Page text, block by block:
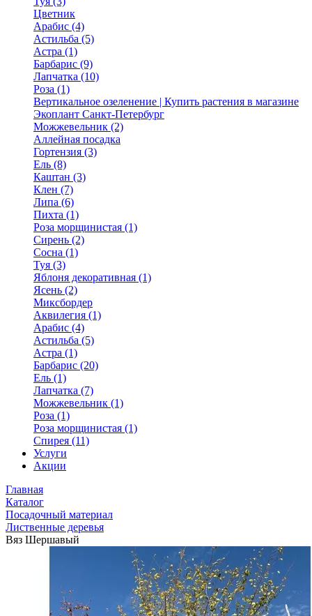
Цветник
Арабис (4)
Астильба (5)
Астра (1)
Барбарис (9)
Лапчатка (10)
Роза (1)
Вертикальное озеленение | Купить растения в магазине
Экоплант Санкт-Петербург
Можжевельник (2)
Аллейная посадка
Гортензия (3)
Ель (8)
Каштан (3)
Клен (7)
Липа (6)
Пихта (1)
Роза морщинистая (1)
Сирень (2)
Сосна (1)
Туя (3)
Яблоня декоративная (1)
Ясень (2)
Миксбордер
Аквилегия (1)
Арабис (4)
Астильба (5)
Астра (1)
Барбарис (20)
Ель (1)
Лапчатка (7)
Можжевельник (1)
Роза (1)
Роза морщинистая (1)
Спирея (11)
Услуги
Акции
Главная
Каталог
Посадочный материал
Лиственные деревья
Вяз Шершавый